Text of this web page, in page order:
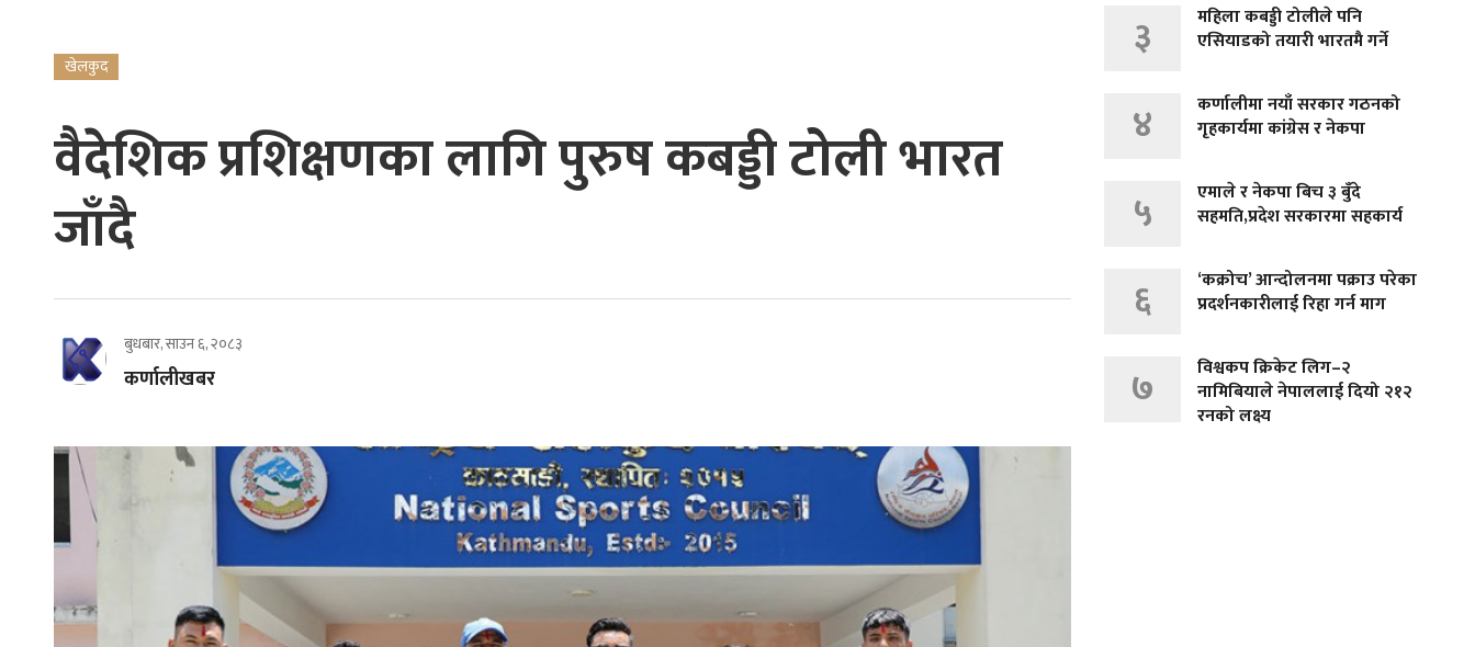
खेलकुद
वैदेशिक प्रशिक्षणका लागि पुरुष कबड्डी टोली भारत
जाँदै
बुधबार, साउन ६, २०८३
कर्णालीखबर
३
महिला कबड्डी टोलीले पनि
एसियाडको तयारी भारतमै गर्ने
४
कर्णालीमा नयाँ सरकार गठनको
गृहकार्यमा कांग्रेस र नेकपा
५
एमाले र नेकपा बिच ३ बुँदे
सहमति,प्रदेश सरकारमा सहकार्य
६
‘कक्रोच’ आन्दोलनमा पक्राउ परेका
प्रदर्शनकारीलाई रिहा गर्न माग
७
विश्वकप क्रिकेट लिग–२
नामिबियाले नेपाललाई दियो २१२
रनको लक्ष्य